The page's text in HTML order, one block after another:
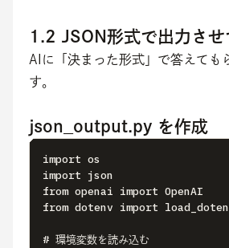
1.2 JSON形式で出力さ
AIに「決まった形式」で答えても
す。
json_output.py を作成
import os
import json
from openai import OpenAI
from dotenv import
# 環境変数を読み込む